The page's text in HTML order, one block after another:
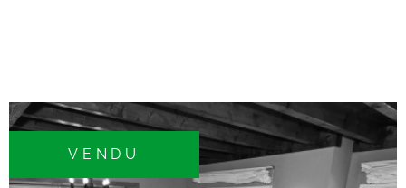
chambres doubles et une salle d’eau avec WC. Un accès
indépendant mène au garage de 26 m², avec au fond un
espace chaufferie. À l’étage, un dégagement distribue une
cuisine séparée et un séjour avec cheminée à foyer
VENDU